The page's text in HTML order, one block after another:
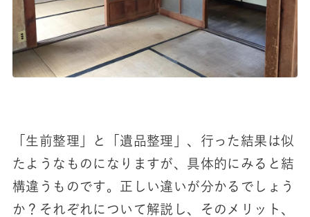
「生前整理」と「遺品整理」、行った結果は似
たようなものになりますが、具体的にみると結
構違うものです。正しい違いが分かるでしょう
か？それぞれについて解説し、そのメリット、